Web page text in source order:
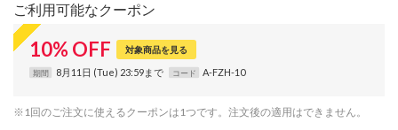
ご利用可能なクーポン
10% OFF 対象商品を見る
期間 8月11日 (Tue) 23:59まで コード A-FZH-10
※1回のご注文に使えるクーポンは1つです。注文後の適用はできません。